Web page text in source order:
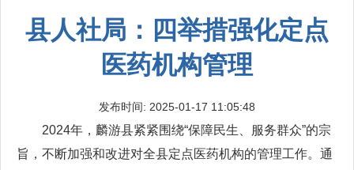
县人社局：四举措强化定点
医药机构管理
发布时间: 2025-01-17 11:05:48
2024年，麟游县紧紧围绕“保障民生、服务群众”的宗
旨，不断加强和改进对全县定点医药机构的管理工作。通